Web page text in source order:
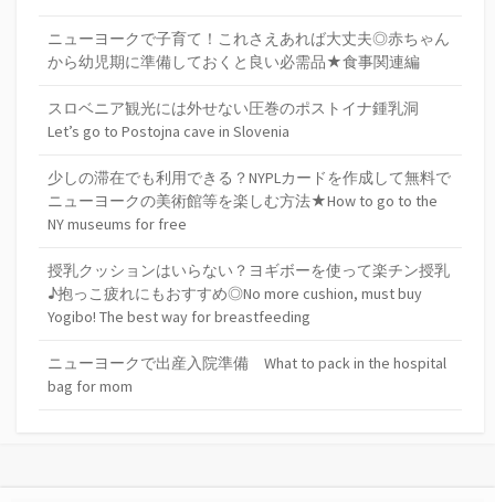
ニューヨークで子育て！これさえあれば大丈夫◎赤ちゃん
から幼児期に準備しておくと良い必需品★食事関連編
スロベニア観光には外せない圧巻のポストイナ鍾乳洞
Let’s go to Postojna cave in Slovenia
少しの滞在でも利用できる？NYPLカードを作成して無料で
ニューヨークの美術館等を楽しむ方法★How to go to the
NY museums for free
授乳クッションはいらない？ヨギボーを使って楽チン授乳
♪抱っこ疲れにもおすすめ◎No more cushion, must buy
Yogibo! The best way for breastfeeding
ニューヨークで出産入院準備 What to pack in the hospital
bag for mom